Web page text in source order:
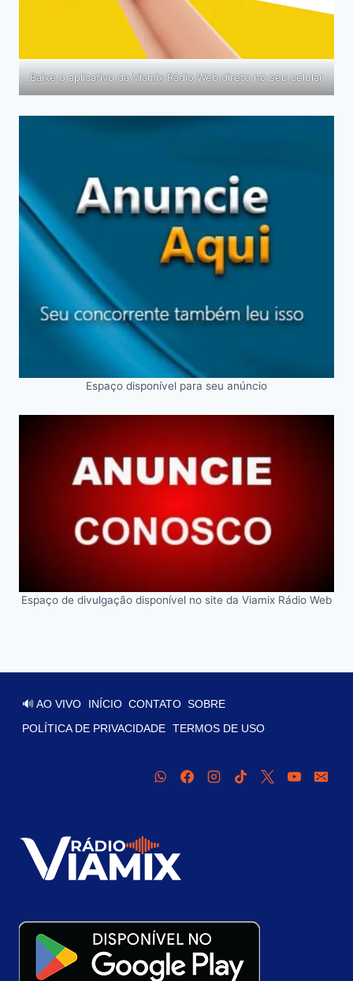
Baixe o aplicativo da Viamix Rádio Web direto no seu celular
Espaço disponível para seu anúncio
Espaço de divulgação disponível no site da Viamix Rádio Web
🔊 AO VIVO INÍCIO CONTATO SOBRE
POLÍTICA DE PRIVACIDADE TERMOS DE USO